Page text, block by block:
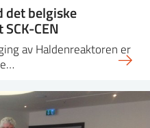
det belgiske
CEN
av Haldenreaktoren er